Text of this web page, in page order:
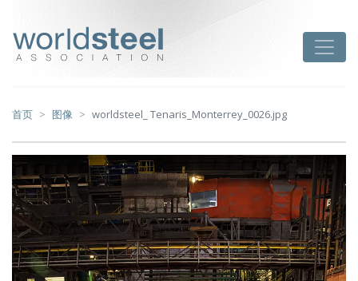
首页 图像 worldsteel_ Tenaris_Monterrey_0026.jpg